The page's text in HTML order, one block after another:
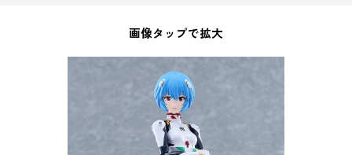
画像タップで拡大